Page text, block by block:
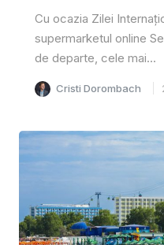
Cu ocazia Zilei
supermarketul online
de departe, cele mai...
Cristi Dorombach